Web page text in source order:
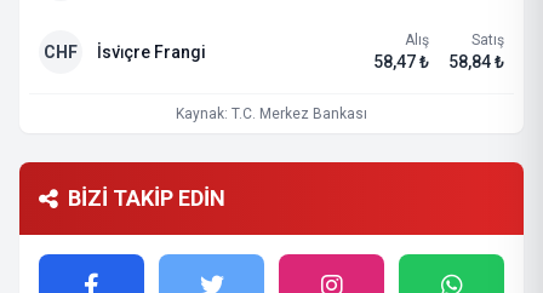
CHF İsvi̇çre Frangi
Alış
58,47 ₺
Satış
58,84 ₺
Kaynak: T.C. Merkez Bankası
BİZİ TAKİP EDİN